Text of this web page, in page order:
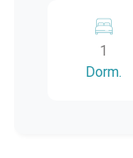
urbano. Desfrute de um espaço íntimo e
acolhedor
ideal para
1
Dorm.